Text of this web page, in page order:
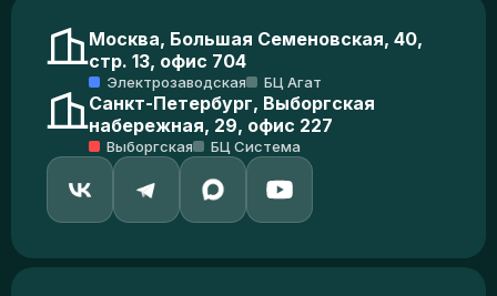
Москва, Большая Семеновская, 40,
стр. 13, офис 704
Электрозаводская БЦ Агат
Санкт-Петербург, Выборгская
набережная, 29, офис 227
Выборгская БЦ Система